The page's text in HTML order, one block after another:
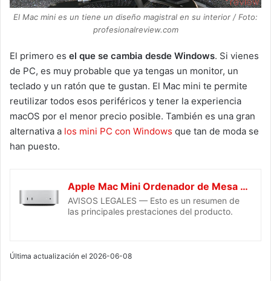
El Mac mini es un tiene un diseño magistral en su interior / Foto:
profesionalreview.com
El primero es el que se cambia desde Windows. Si vienes
de PC, es muy probable que ya tengas un monitor, un
teclado y un ratón que te gustan. El Mac mini te permite
reutilizar todos esos periféricos y tener la experiencia
macOS por el menor precio posible. También es una gran
alternativa a los mini PC con Windows que tan de moda se
han puesto.
Apple Mac Mini Ordenador de Mesa con Chip M4, CPU de 10 núcleos y GPU de 10 núcleos: diseñado para Apple Intelligence, 16 GB de Memoria unificada, SSD de 256GB, Gigabit Ethernet
AVISOS LEGALES — Esto es un resumen de
las principales prestaciones del producto.
Última actualización el 2026-06-08